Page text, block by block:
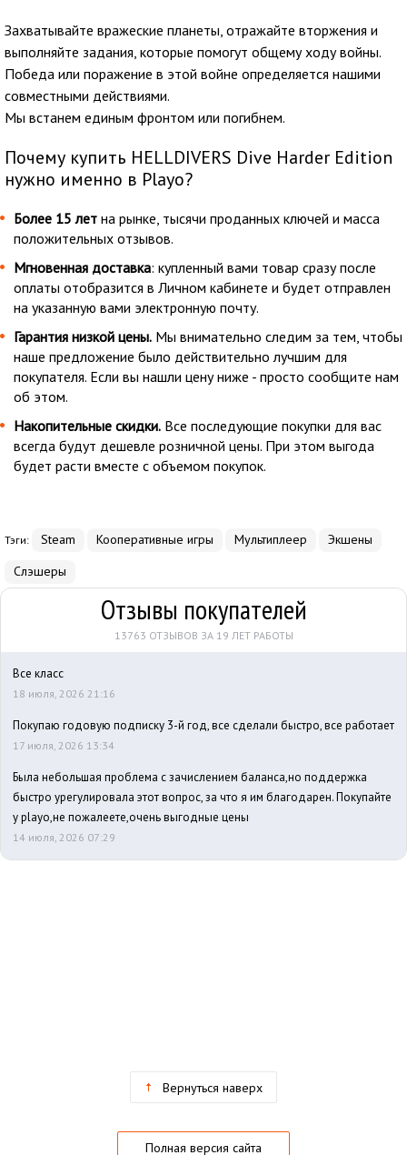
Захватывайте вражеские планеты, отражайте вторжения и
выполняйте задания, которые помогут общему ходу войны.
Победа или поражение в этой войне определяется нашими
совместными действиями.
Мы встанем единым фронтом или погибнем.
Почему купить HELLDIVERS Dive Harder Edition
нужно именно в Playo?
Более 15 лет на рынке, тысячи проданных ключей и масса
положительных отзывов.
Мгновенная доставка: купленный вами товар сразу после
оплаты отобразится в Личном кабинете и будет отправлен
на указанную вами электронную почту.
Гарантия низкой цены. Мы внимательно следим за тем, чтобы
наше предложение было действительно лучшим для
покупателя. Если вы нашли цену ниже - просто сообщите нам
об этом.
Накопительные скидки. Все последующие покупки для вас
всегда будут дешевле розничной цены. При этом выгода
будет расти вместе с объемом покупок.
Тэги: Steam Кооперативные игры Мультиплеер
Экшены
Слэшеры
Отзывы покупателей
13763 ОТЗЫВОВ ЗА 19 ЛЕТ РАБОТЫ
Все класс
18 июля, 2026 21:16
Покупаю годовую подписку 3-й год, все сделали быстро, все работает
17 июля, 2026 13:34
Была небольшая проблема с зачислением баланса,но поддержка
быстро урегулировала этот вопрос, за что я им благодарен. Покупайте
у playo,не пожалеете,очень выгодные цены
14 июля, 2026 07:29
Вернуться наверх
Полная версия сайта